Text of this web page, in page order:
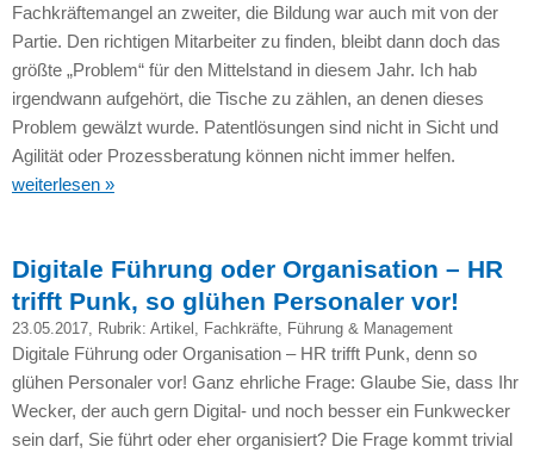
Fachkräftemangel an zweiter, die Bildung war auch mit von der
Partie. Den richtigen Mitarbeiter zu finden, bleibt dann doch das
größte „Problem“ für den Mittelstand in diesem Jahr. Ich hab
irgendwann aufgehört, die Tische zu zählen, an denen dieses
Problem gewälzt wurde. Patentlösungen sind nicht in Sicht und
Agilität oder Prozessberatung können nicht immer helfen.
weiterlesen »
Digitale Führung oder Organisation – HR
trifft Punk, so glühen Personaler vor!
23.05.2017, Rubrik: Artikel Fachkräfte, Führung & Management
Digitale Führung oder Organisation – HR trifft Punk, denn so
glühen Personaler vor! Ganz ehrliche Frage: Glaube Sie, dass Ihr
Wecker, der auch gern Digital- und noch besser ein Funkwecker
sein darf, Sie führt oder eher organisiert? Die Frage kommt trivial